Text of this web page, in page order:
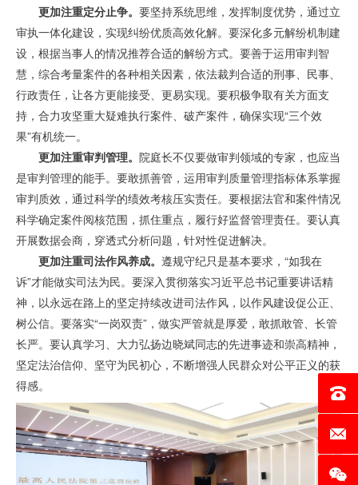
更加注重定分止争。 要坚持系统思维，发挥制度优势，通过立
审执一体化建设，实现纠纷优质高效化解。要深化多元解纷机制建
设，根据当事人的情况推荐合适的解纷方式。要善于运用审判智
慧，综合考量案件的各种相关因素，依法裁判合适的刑事、民事、
行政责任，让各方更能接受、更易实现。要积极争取有关方面支
持，合力攻坚重大疑难执行案件、破产案件，确保实现“三个效
果”有机统一。
更加注重审判管理。 院庭长不仅要做审判领域的专家，也应当
是审判管理的能手。要敢抓善管，运用审判质量管理指标体系掌握
审判质效，通过科学的绩效考核压实责任。要根据法官和案件情况
科学确定案件阅核范围，抓住重点，履行好监督管理责任。要认真
开展数据会商，穿透式分析问题，针对性促进解决。
更加注重司法作风养成。 遵规守纪只是基本要求，“如我在
诉”才能做实司法为民。要深入贯彻落实习近平总书记重要讲话精
神，以永远在路上的坚定持续改进司法作风，以作风建设促公正、
树公信。要落实“一岗双责”，做实严管就是厚爱，敢抓敢管、长管
长严。要认真学习、大力弘扬边晓斌同志的先进事迹和崇高精神，
坚定法治信仰、坚守为民初心，不断增强人民群众对公平正义的获
得感。
电话
邮箱